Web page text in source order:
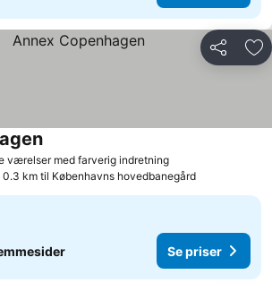
Del
værelser med farverig indretning
0.3 km til Københavns hovedbanegård
Se priser